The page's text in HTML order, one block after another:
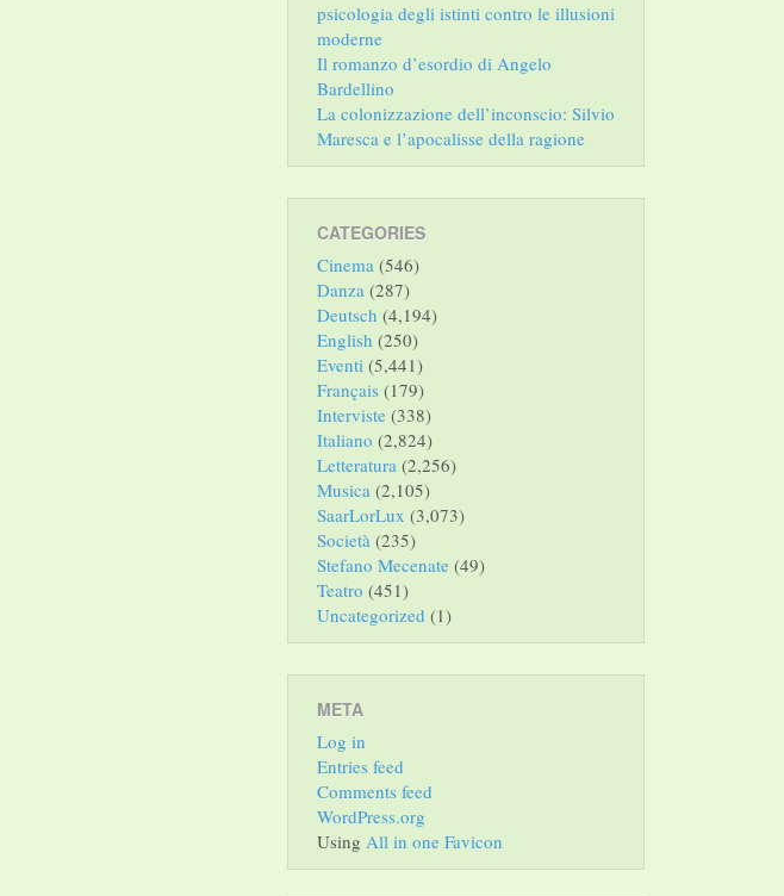
psicologia degli istinti contro le illusioni
moderne
Il romanzo d’esordio di Angelo
Bardellino
La colonizzazione dell’inconscio: Silvio
Maresca e l’apocalisse della ragione
CATEGORIES
Cinema (546)
Danza (287)
Deutsch (4,194)
English (250)
Eventi (5,441)
Français (179)
Interviste (338)
Italiano (2,824)
Letteratura (2,256)
Musica (2,105)
SaarLorLux (3,073)
Società (235)
Stefano Mecenate (49)
Teatro (451)
Uncategorized (1)
META
Log in
Entries feed
Comments feed
WordPress.org
Using All in one Favicon